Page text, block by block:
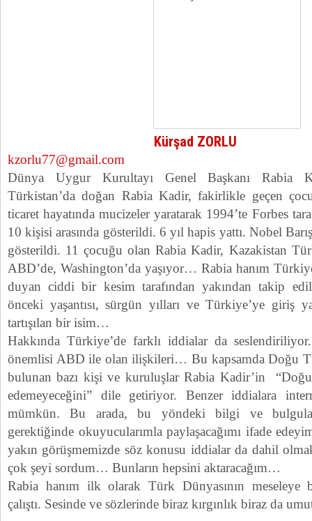
Kürşad ZORLU
kzorlu77@gmail.com
Dünya Uygur Kurultayı Genel Başkanı Rabia
Türkistan’da doğan Rabia Kadir, fakirlikle geçen
ticaret hayatında mucizeler yaratarak 1994’te Forbes
10 kişisi arasında gösterildi. 6 yıl hapis yattı. Nobel
gösterildi. 11 çocuğu olan Rabia Kadir, Kazakistan
ABD’de, Washington’da yaşıyor… Rabia hanım
duyan ciddi bir kesim tarafından yakından takip
önceki yaşantısı, sürgün yılları ve Türkiye’ye giriş
tartışılan bir isim…
Hakkında Türkiye’de farklı iddialar da
önemlisi ABD ile olan ilişkileri… Bu kapsamda Doğu
bulunan bazı kişi ve kuruluşlar Rabia Kadir’in
edemeyeceğini” dile getiriyor. Benzer iddialara
mümkün. Bu arada, bu yöndeki bilgi ve
gerektiğinde okuyucularımla paylaşacağımı ifade
yakın görüşmemizde söz konusu iddialar da dahil
çok şeyi sordum… Bunların hepsini aktaracağım…
Rabia hanım ilk olarak Türk Dünyasının meseleye
çalıştı. Sesinde ve sözlerinde biraz kırgınlık biraz da